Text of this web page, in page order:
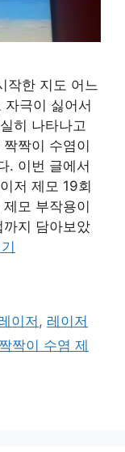
작한 지도 어느
극이 싫어서
히 나타나고
짝이 수염이
. 이번 글에서
저 제모 19회
모 부작용이
지 담아보았
이저 , 레이저
짝짝이 수염 제